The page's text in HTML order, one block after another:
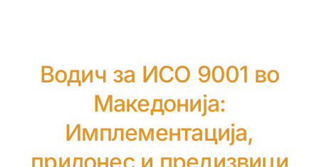
Водич за ИСО 9001 во
Македонија:
Имплементација,